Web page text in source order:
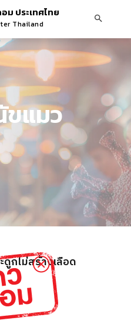
ม ประเทศไทย
Thailand
แมว
กไม่สร้างเลือด